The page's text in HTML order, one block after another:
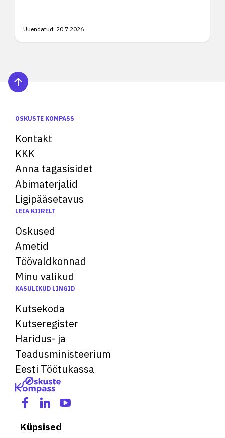
Uuendatud: 20.7.2026
OSKUSTE KOMPASS
Kontakt
KKK
Anna tagasisidet
Abimaterjalid
Ligipääsetavus
LEIA KIIRELT
Oskused
Ametid
Töövaldkonnad
Minu valikud
KASULIKUD LINGID
Kutsekoda
Kutseregister
Haridus- ja
Teadusministeerium
Eesti Töötukassa
Küpsised